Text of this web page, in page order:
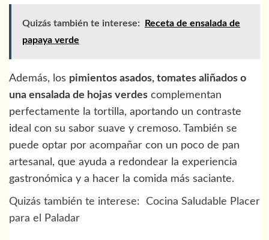
Quizás también te interese:
Receta de ensalada de
papaya verde
Además, los pimientos asados, tomates aliñados o
una ensalada de hojas verdes complementan
perfectamente la tortilla, aportando un contraste
ideal con su sabor suave y cremoso. También se
puede optar por acompañar con un poco de pan
artesanal, que ayuda a redondear la experiencia
gastronómica y a hacer la comida más saciante.
Quizás también te interese:
Cocina Saludable Placer
para el Paladar